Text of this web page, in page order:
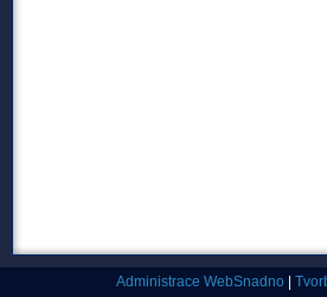
Administrace WebSnadno